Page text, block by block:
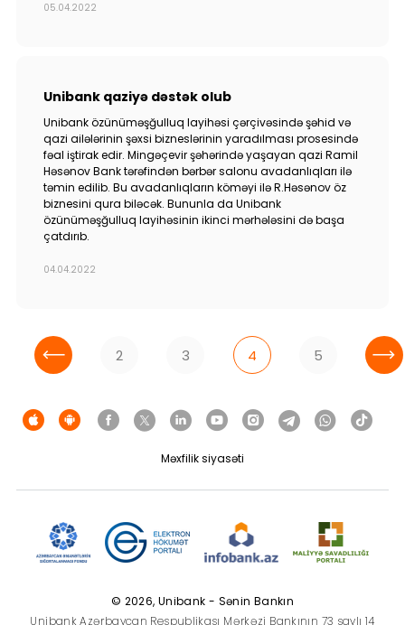
05.04.2022
Unibank qaziyə dəstək olub
Unibank özünüməşğulluq layihəsi çərçivəsində şəhid və
qazi ailələrinin şəxsi bizneslərinin yaradılması prosesində
fəal iştirak edir. Mingəçevir şəhərində yaşayan qazi Ramil
Həsənov Bank tərəfindən bərbər salonu avadanlıqları ilə
təmin edilib. Bu avadanlıqların köməyi ilə R.Həsənov öz
biznesini qura biləcək. Bununla da Unibank
özünüməşğulluq layihəsinin ikinci mərhələsini də başa
çatdırıb.
04.04.2022
2 3 4 5
Məxfilik siyasəti
© 2026, Unibank - Sənin Bankın
Unibank Azərbaycan Respublikası Mərkəzi Bankının 73 saylı 14